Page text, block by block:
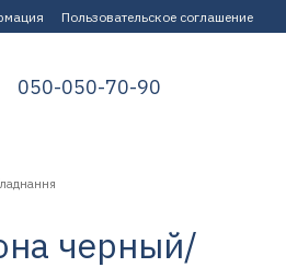
Пользовательское соглашение
050-050-70-90
черный/